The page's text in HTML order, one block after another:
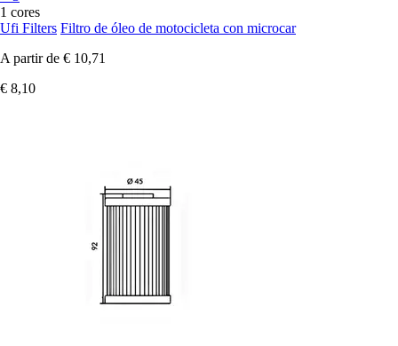
1 cores
Ufi Filters Filtro de óleo de motocicleta con microcar
A partir de € 10,71
€ 8,10